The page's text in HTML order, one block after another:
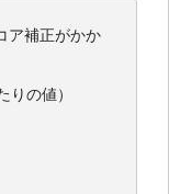
ア補正がかか
りの値）